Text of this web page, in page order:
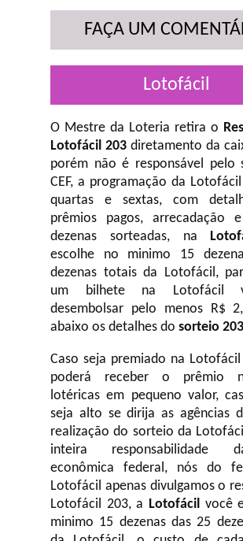
FAÇA UM
Lotofácil
O Mestre da Loteria retira o
Lotofácil 203 diretamento da
porém não é responsável pelo
CEF, a programação da Lotofácil
quartas e sextas, com
prêmios pagos, arrecadação
dezenas sorteadas, na
escolhe no minimo 15
dezenas totais da Lotofácil,
um bilhete na Lotofácil
desembolsar pelo menos R$
abaixo os detalhes do sorteio 203
Caso seja premiado na
poderá receber o prêmio
lotéricas em pequeno valor,
seja alto se dirija as agências
realização do sorteio da
inteira responsabilidade
econômica federal, nós do
Lotofácil apenas divulgamos o
Lotofácil 203, a Lotofácil você
minimo 15 dezenas das 25